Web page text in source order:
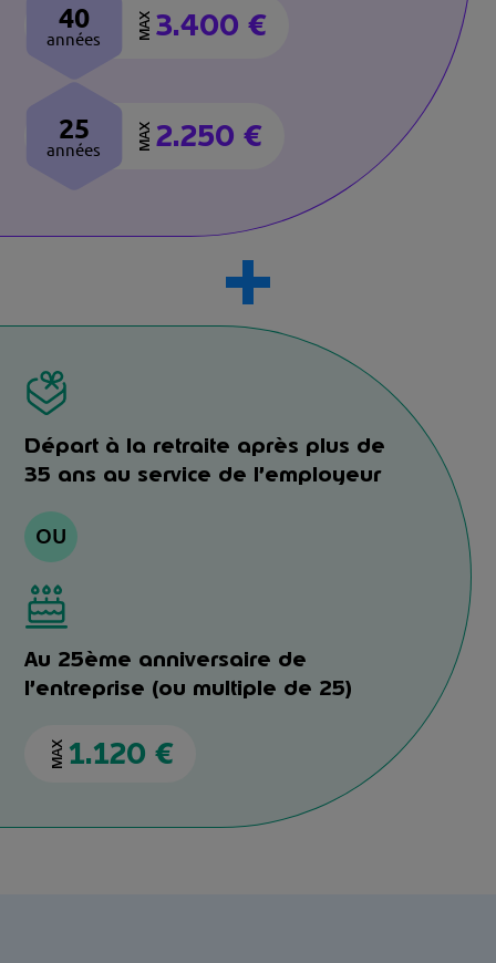
40
années MAX 3.400 €
25
années MAX 2.250 €
Départ à la retraite après plus de
35 ans au service de l’employeur
OU
Au 25ème anniversaire de
l’entreprise (ou multiple de 25)
MAX 1.120 €